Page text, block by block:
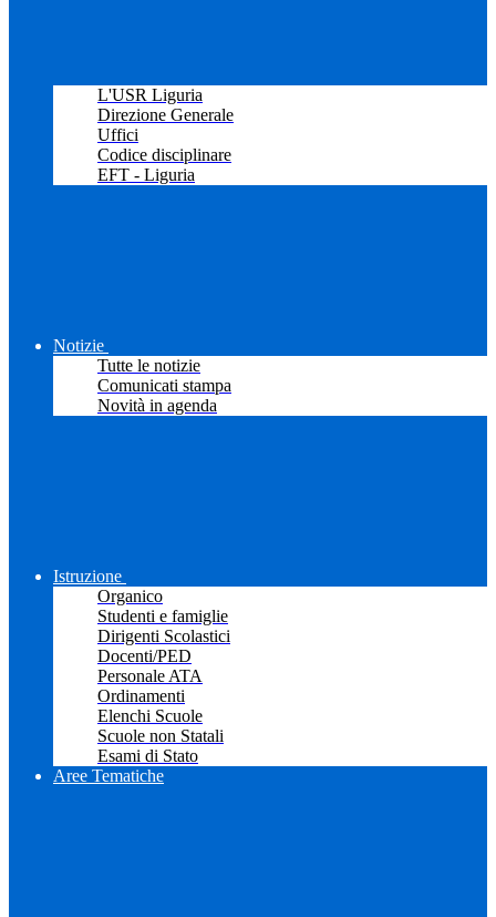
L'USR Liguria
Direzione Generale
Uffici
Codice disciplinare
EFT - Liguria
Notizie
Tutte le notizie
Comunicati stampa
Novità in agenda
Istruzione
Organico
Studenti e famiglie
Dirigenti Scolastici
Docenti/PED
Personale ATA
Ordinamenti
Elenchi Scuole
Scuole non Statali
Esami di Stato
Aree Tematiche